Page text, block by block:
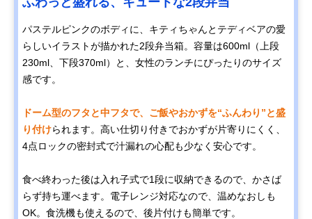
パステルピンクのボディに、キティちゃんとテディベアの愛
らしいイラストが描かれた2段弁当箱。容量は600ml（上段
230ml、下段370ml）と、女性のランチにぴったりのサイズ
感です。
ドーム型のフタと中フタで、ご飯やおかずを“ふんわり”と盛
り付けられます。高い仕切り付きでおかずが片寄りにくく、
4点ロックの密封式で汁漏れの心配も少なく安心です。
食べ終わった後は入れ子式で1段に収納できるので、かさば
らず持ち運べます。電子レンジ対応なので、温めなおしも
OK。食洗機も使えるので、後片付けも簡単です。